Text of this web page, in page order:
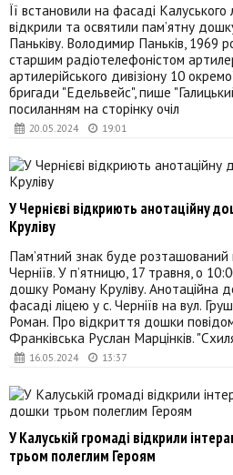
20.05.2024 19:01
Її встановили на фасаді
відкрили та освятили пам’ятну
Паньківу. Володимир Паньків, 1969
старшим радіотелефоністом
артилерійського дивізіону 10
бригади "Едельвейс", пише
посиланням на сторінку очіл
16.05.2024 13:37
У Чернієві відкриють анотаційну
Круліву
Пам’ятний знак буде розташований
Черніїв. У пʼятницю, 17 травня, о
дошку Роману Круліву. Анотаційна
фасаді ліцею у с. Черніїв на вул.
Роман. Про відкриття дошки
Франківська Руслан Марцінків.
У Калуській громаді відкрили
трьом полеглим Героям